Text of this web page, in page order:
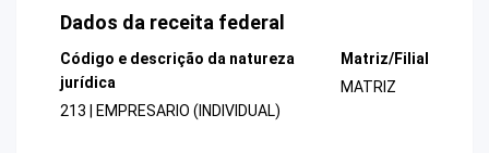
Dados da receita federal
Código e descrição da natureza
jurídica
213 | EMPRESARIO (INDIVIDUAL)
Matriz/Filial
MATRIZ